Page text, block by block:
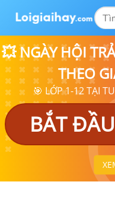
💥 NGÀY HỘI
THEO
🎯 LỚP 1-12 TẠI
BẮT